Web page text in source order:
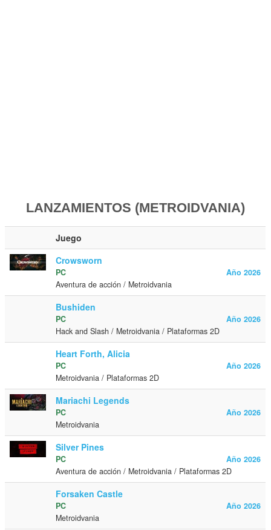
LANZAMIENTOS (METROIDVANIA)
Juego
Crowsworn
Año 2026
PC
Aventura de acción / Metroidvania
Bushiden
Año 2026
PC
Hack and Slash / Metroidvania / Plataformas 2D
Heart Forth, Alicia
Año 2026
PC
Metroidvania / Plataformas 2D
Mariachi Legends
Año 2026
PC
Metroidvania
Silver Pines
Año 2026
PC
Aventura de acción / Metroidvania / Plataformas 2D
Forsaken Castle
Año 2026
PC
Metroidvania